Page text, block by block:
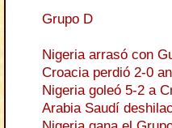
Grupo D
Nigeria arrasó con
Croacia perdió 2-0
Nigeria goleó 5-2 a
Arabia Saudí